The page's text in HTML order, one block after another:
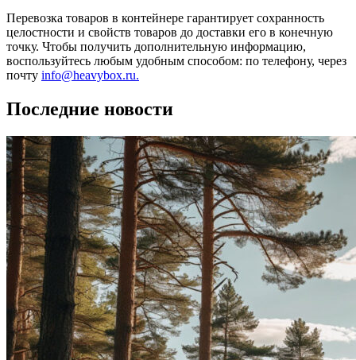
Перевозка товаров в контейнере гарантирует сохранность
целостности и свойств товаров до доставки его в конечную
точку. Чтобы получить дополнительную информацию,
воспользуйтесь любым удобным способом: по телефону, через
почту info@heavybox.ru.
Последние новости